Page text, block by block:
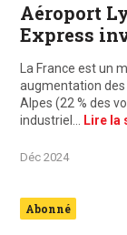
Aéroport
Express
La France est un
augmentation des
Alpes (22 % des
industriel… Lire la
Déc 2024
Abonné